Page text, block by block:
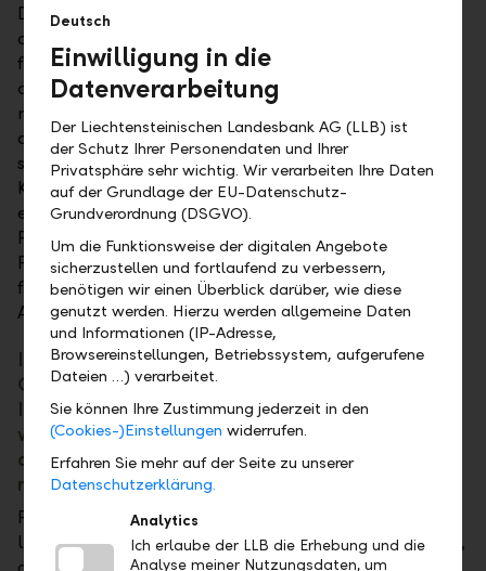
Diese strategische Zielsetzung ist in der Tat sehr
ambitioniert. Konkret bedeutet sie, dass wir bei den
für uns relevanten Kundengruppen in Liechtenstein
als die Nummer eins wahrgenommen werden
möchten. Dies sowohl in Bezug auf die Produkt- als
auch die Servicequalität. Hier wollen wir die Bank
sein, an der kein Weg vorbeiführt, die sich durch
Kompetenz auszeichnet, echten Nutzen stiftet und
ein Höchstmass an Vertrauen geniesst. Im
Firmenkundengeschäft sowie im Geschäft mit
Privatkunden sind wir in Liechtenstein bereits heute
führend. Darauf wollen wir aufbauen und unsere
Ambition sukzessive weiter umsetzen.
In den vergangenen Jahren wurde viel über
Globalisierung und Digitalisierung diskutiert.
Ist Regionalität angesichts dessen nicht ein
wenig verstaubt? Oder gewinnt Regionalität
auch angesichts der aktuellen Krisen wieder
mehr an Bedeutung?
Für mich ist klar Letzteres zutreffend. Die
liechtensteinische Wirtschaft steht für Unternehmen,
Deutsch
Einwilligung in die
Datenverarbeitung
Der Liechtensteinischen Landesbank AG (LLB) ist
der Schutz Ihrer Personendaten und Ihrer
Privatsphäre sehr wichtig. Wir verarbeiten Ihre Daten
auf der Grundlage der EU-Datenschutz-
Grundverordnung (DSGVO).
Um die Funktionsweise der digitalen Angebote
sicherzustellen und fortlaufend zu verbessern,
benötigen wir einen Überblick darüber, wie diese
genutzt werden. Hierzu werden allgemeine Daten
und Informationen (IP-Adresse,
Browsereinstellungen, Betriebssystem, aufgerufene
Dateien …) verarbeitet.
Sie können Ihre Zustimmung jederzeit in den
(Cookies-)Einstellungen widerrufen.
Erfahren Sie mehr auf der Seite zu unserer
Datenschutzerklärung.
Analytics
Ich erlaube der LLB die Erhebung und die
Analyse meiner Nutzungsdaten, um